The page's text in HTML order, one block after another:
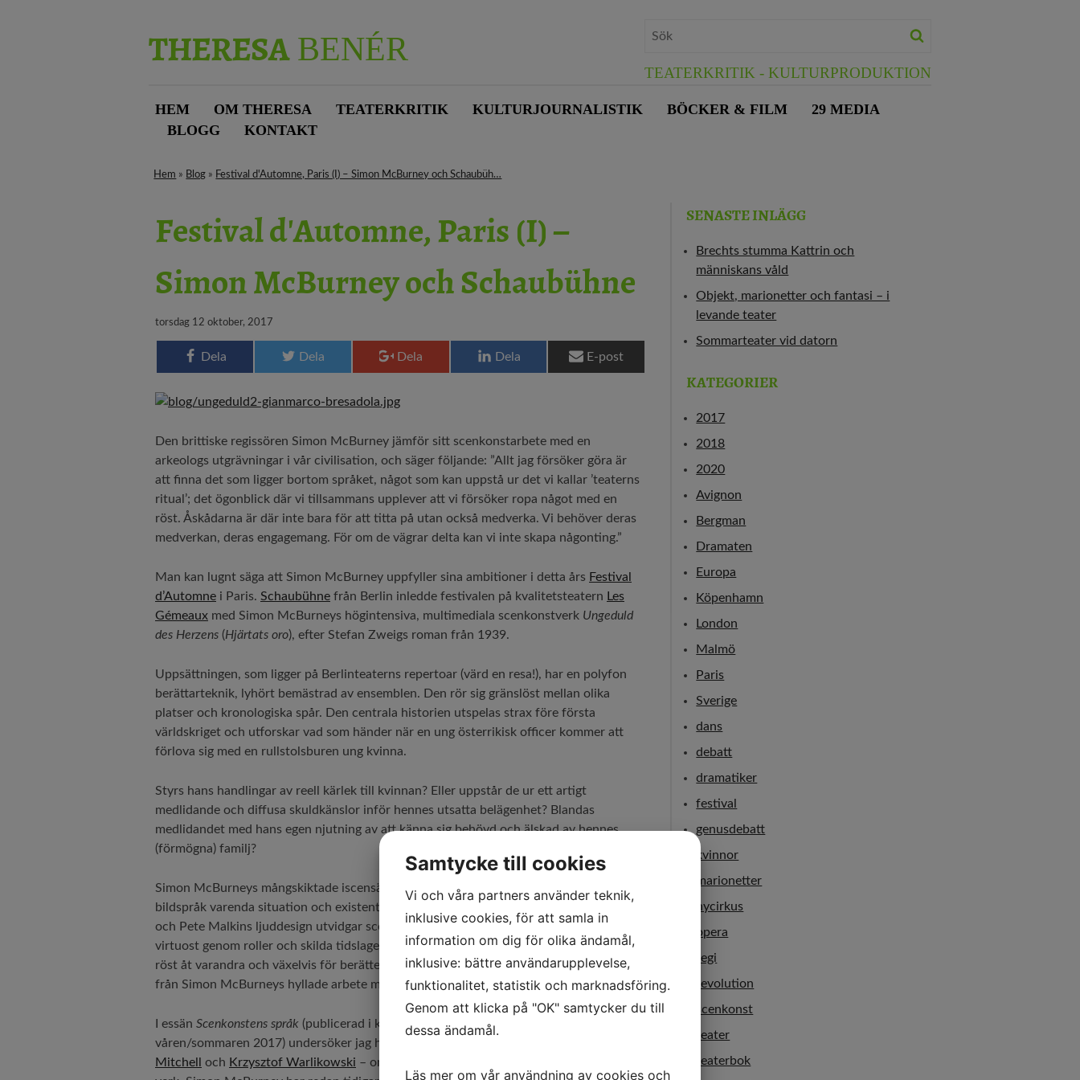
THERESA BENÉR
TEATERKRITIK - KULTURPRODUKTION
HEM OM THERESA TEATERKRITIK KULTURJOURNALISTIK BÖCKER & FILM
29 MEDIA
BLOGG
KONTAKT
Hem » Blog » Festival d'Automne, Paris (I) – Simon McBurney och Schaubüh…
Festival d'Automne, Paris (I) –
Simon McBurney och Schaubühne
torsdag 12 oktober, 2017
Dela Dela Dela Dela E-post
Den brittiske regissören Simon McBurney jämför sitt scenkonstarbete med en
arkeologs utgrävningar i vår civilisation, och säger följande: ”Allt jag försöker göra är
att finna det som ligger bortom språket, något som kan uppstå ur det vi kallar ’teaterns
ritual’; det ögonblick där vi tillsammans upplever att vi försöker ropa något med en
röst. Åskådarna är där inte bara för att titta på utan också medverka. Vi behöver deras
medverkan, deras engagemang. För om de vägrar delta kan vi inte skapa någonting.”
Man kan lugnt säga att Simon McBurney uppfyller sina ambitioner i detta års Festival
d’Automne i Paris. Schaubühne från Berlin inledde festivalen på kvalitetsteatern Les
Gémeaux med Simon McBurneys högintensiva, multimediala scenkonstverk Ungeduld
des Herzens (Hjärtats oro), efter Stefan Zweigs roman från 1939.
Uppsättningen, som ligger på Berlinteaterns repertoar (värd en resa!), har en polyfon
berättarteknik, lyhört bemästrad av ensemblen. Den rör sig gränslöst mellan olika
platser och kronologiska spår. Den centrala historien utspelas strax före första
världskriget och utforskar vad som händer när en ung österrikisk officer kommer att
förlova sig med en rullstolsburen ung kvinna.
Styrs hans handlingar av reell kärlek till kvinnan? Eller uppstår de ur ett artigt
medlidande och diffusa skuldkänslor inför hennes utsatta belägenhet? Blandas
medlidandet med hans egen njutning av att känna sig behövd och älskad av hennes
(förmögna) familj?
Simon McBurneys mångskiktade iscensättning gestaltar i ord, ljud, fysisk handling och
bildspråk varenda situation och existentiell reflektion. Will Dukes videoprojiceringar
och Pete Malkins ljuddesign utvidgar scenens nu till det yttersta. Skådespelarna rör sig
virtuost genom roller och skilda tidslager, samtidigt som de likt marionettspelare ger
röst åt varandra och växelvis för berättelsen framåt. Detta är en estetik som känns igen
från Simon McBurneys hyllade arbete med kollektivetComplicite.
I essän Scenkonstens språk (publicerad i kulturtidskriften Dixikon
våren/sommaren 2017) undersöker jag hur tre scenkonstnärer –
Mitchell
och Krzysztof Warlikowski – omvandlar fack- och skönlitteratur till sceniska
SENASTE INLÄGG
Brechts stumma Kattrin och
människans våld
Objekt, marionetter och fantasi – i
levande teater
Sommarteater vid datorn
KATEGORIER
2017
2018
2020
Avignon
Bergman
Dramaten
Europa
Köpenhamn
London
Malmö
Paris
Sverige
dans
debatt
dramatiker
festival
genusdebatt
kvinnor
marionetter
nycirkus
opera
regi
revolution
scenkonst
teater
teaterbok
Samtycke till cookies
Vi och våra partners använder teknik,
inklusive cookies, för att samla in
information om dig för olika ändamål,
inklusive: bättre användarupplevelse,
funktionalitet, statistik och marknadsföring.
Genom att klicka på "OK" samtycker du till
dessa ändamål.
Läs mer om vår användning av cookies och